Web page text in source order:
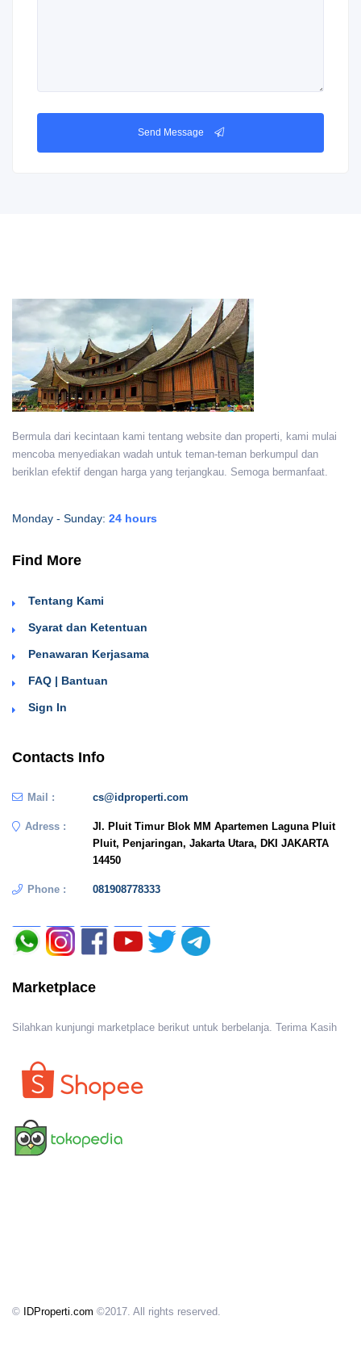
Send Message
Bermula dari kecintaan kami tentang website dan properti, kami mulai
mencoba menyediakan wadah untuk teman-teman berkumpul dan
beriklan efektif dengan harga yang terjangkau. Semoga bermanfaat.
Monday - Sunday: 24 hours
Find More
Tentang Kami
Syarat dan Ketentuan
Penawaran Kerjasama
FAQ | Bantuan
Sign In
Contacts Info
Mail : cs@idproperti.com
Adress :
Jl. Pluit Timur Blok MM Apartemen Laguna Pluit
Pluit, Penjaringan, Jakarta Utara, DKI JAKARTA
14450
Phone : 081908778333
Marketplace
Silahkan kunjungi marketplace berikut untuk berbelanja. Terima Kasih
© IDProperti.com ©2017. All rights reserved.